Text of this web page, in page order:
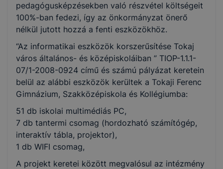
pedagógusképzésekben való részvétel költségeit
100%-ban fedezi, így az önkormányzat önerő
nélkül jutott hozzá a fenti eszközökhöz.
“Az informatikai eszközök korszerűsítése Tokaj
város általános- és középiskoláiban ” TIOP-1.1.1-
07/1-2008-0924 című és számú pályázat keretein
belül az alábbi eszközök kerültek a Tokaji Ferenc
Gimnázium, Szakközépiskola és Kollégiumba:
51 db iskolai multimédiás PC,
7 db tantermi csomag (hordozható számítógép,
interaktív tábla, projektor),
1 db WIFI csomag,
A projekt keretei között megvalósul az intézmény